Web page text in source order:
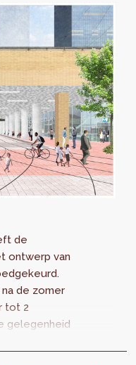
de
ontwerp van
de zomer
tot 2
gelegenheid